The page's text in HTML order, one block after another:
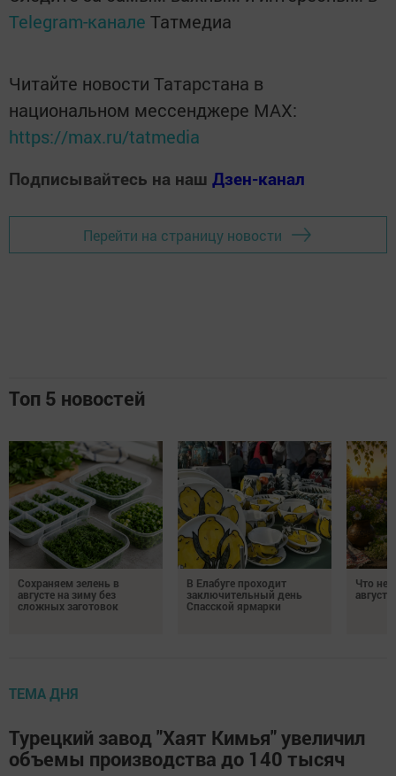
Telegram-канале Татмедиа
Читайте новости Татарстана в
национальном мессенджере MАХ:
https://max.ru/tatmedia
Подписывайтесь на наш Дзен-канал
Перейти на страницу новости
Топ 5 новостей
Сохраняем зелень в
августе на зиму без
сложных заготовок
В Елабуге проходит
заключительный день
Спасской ярмарки
Что
ТЕМА ДНЯ
Турецкий завод "Хаят Кимья" увеличил
объемы производства до 140 тысяч